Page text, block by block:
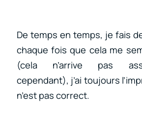
De temps en temps, je fais
chaque fois que cela me
(cela n’arrive pas
cependant), j’ai toujours
n’est pas correct.